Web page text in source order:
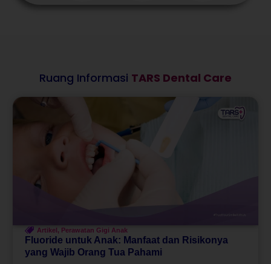
Ruang Informasi TARS Dental Care
Artikel, Perawatan Gigi Anak
Fluoride untuk Anak: Manfaat dan Risikonya
yang Wajib Orang Tua Pahami